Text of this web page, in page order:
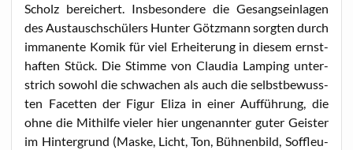
Scholz berei­chert. Ins­be­son­de­re die Gesangs­ein­la­gen
des Aus­tausch­schü­lers Hun­ter Götz­mann sorg­ten durch
imma­nen­te Komik für viel Erhei­te­rung in die­sem ernst­
haf­ten Stück. Die Stim­me von Clau­dia Lam­ping unter­
strich sowohl die schwa­chen als auch die selbst­be­wuss­
ten Facet­ten der Figur Eli­za in einer Auf­füh­rung, die
ohne die Mit­hil­fe vie­ler hier unge­nann­ter guter Geis­ter
im Hin­ter­grund (Mas­ke, Licht, Ton, Büh­nen­bild, Soff­leu­